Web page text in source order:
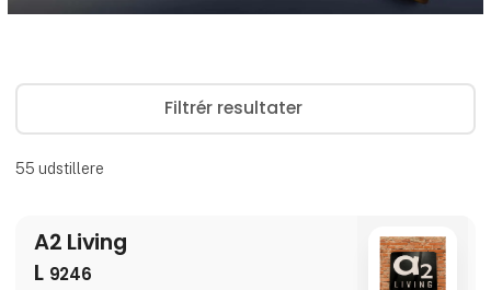
Filtrér resultater
55 udstillere
A2 Living
L 9246